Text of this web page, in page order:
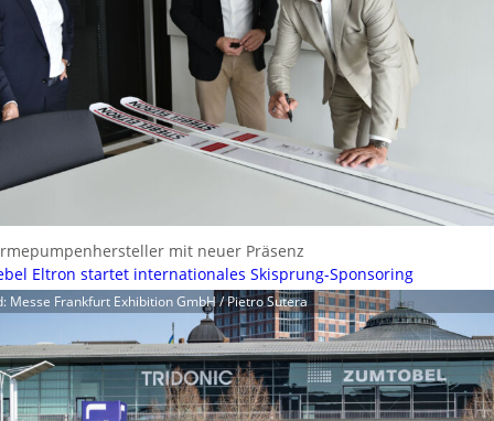
mit neuer Präsenz
Eltron startet internationales Skisprung-Sponsoring
Messe Frankfurt Exhibition GmbH / Pietro Sutera